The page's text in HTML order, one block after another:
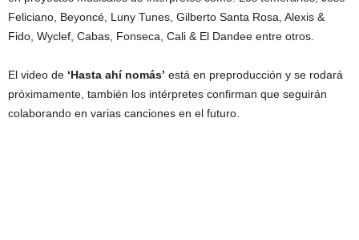
Feliciano, Beyoncé, Luny Tunes, Gilberto Santa Rosa, Alexis &
Fido, Wyclef, Cabas, Fonseca, Cali & El Dandee entre otros.
El video de ‘Hasta ahí nomás’ está en preproducción y se rodará
próximamente, también los intérpretes confirman que seguirán
colaborando en varias canciones en el futuro.